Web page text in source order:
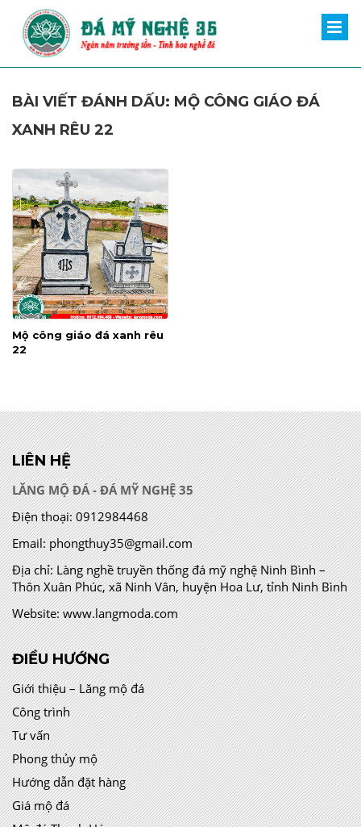
BÀI VIẾT ĐÁNH DẤU: MỘ CÔNG GIÁO ĐÁ
XANH RÊU 22
Mộ công giáo đá xanh rêu
22
LIÊN HỆ
LĂNG MỘ ĐÁ - ĐÁ MỸ NGHỆ 35
Điện thoại: 0912984468
Email: phongthuy35@gmail.com
Địa chỉ:Làng nghề truyền thống đá mỹ nghệ Ninh Bình –
Thôn Xuân Phúc, xã Ninh Vân, huyện Hoa Lư, tỉnh Ninh Bình
Website: www.langmoda.com
ĐIỀU HƯỚNG
Giới thiệu – Lăng mộ đá
Công trình
Tư vấn
Phong thủy mộ
Hướng dẫn đặt hàng
Giá mộ đá